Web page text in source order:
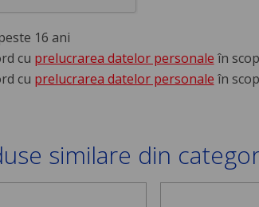
16 ani
cu prelucrarea datelor personale în
cu prelucrarea datelor personale în
similare din